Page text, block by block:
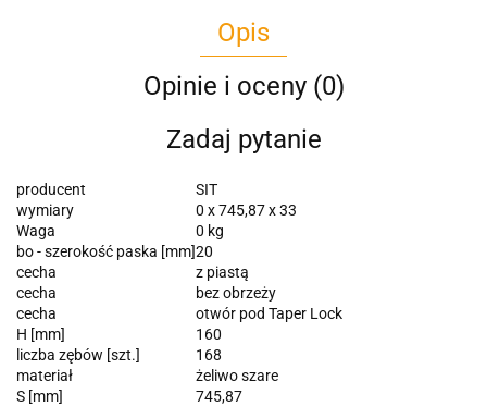
Opis
Opinie i oceny (0)
Zadaj pytanie
producent
SIT
wymiary
0 x 745,87 x 33
Waga
0 kg
bo - szerokość paska [mm]20
cecha
z piastą
cecha
bez obrzeży
cecha
otwór pod Taper Lock
H [mm]
160
liczba zębów [szt.]
168
materiał
żeliwo szare
S [mm]
745,87